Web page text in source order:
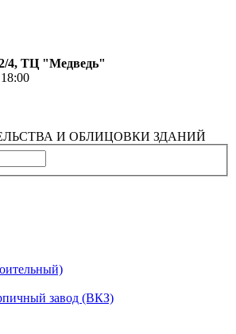
4, ТЦ "Медведь"
И ОБЛИЦОВКИ ЗДАНИЙ
завод (ВКЗ)